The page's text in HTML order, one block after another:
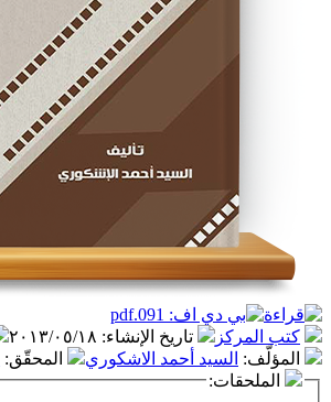
كتب المركز تاريخ الإنشاء: ٢٠١٣/٠٥/١٨
المؤلّف: السيد أحمد الاشكوري المحقّق:
الملحقات: